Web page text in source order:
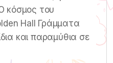
κόσμος του
Hall Γράμματα
και παραμύθια σε